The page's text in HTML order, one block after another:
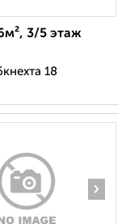
3/5 этаж
18
›